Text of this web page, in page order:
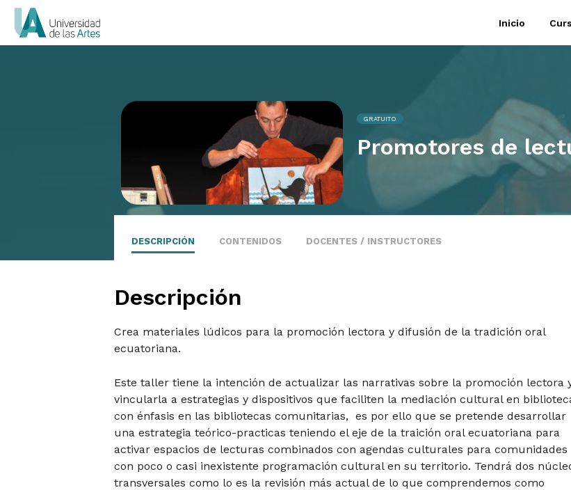
Inicio
GRATUITO
Promotores de
DESCRIPCIÓN CONTENIDOS DOCENTES / INSTRUCTORES
Descripción
Crea materiales lúdicos para la promoción lectora y difusión de la tradición oral
ecuatoriana.
Este taller tiene la intención de actualizar las narrativas sobre la promoción lectora
vincularla a estrategias y dispositivos que faciliten la mediación cultural en
con énfasis en las bibliotecas comunitarias, es por ello que se pretende desarrollar
una estrategia teórico-practicas teniendo el eje de la traición oral ecuatoriana para
activar espacios de lecturas combinados con agendas culturales para comunidades
con poco o casi inexistente programación cultural en su territorio. Tendrá dos
transversales como lo es la revisión más actual de lo que comprendemos como